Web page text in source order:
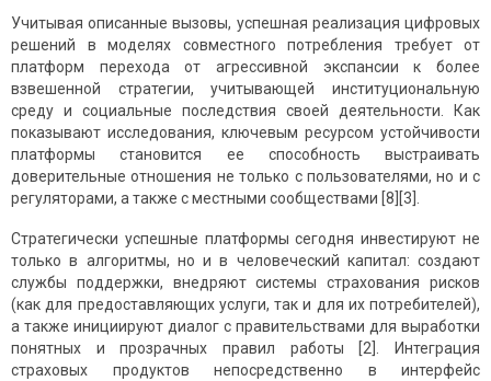
Учитывая описанные вызовы, успешная реализация цифровых
решений в моделях совместного потребления требует от
платформ перехода от агрессивной экспансии к более
взвешенной стратегии, учитывающей институциональную
среду и социальные последствия своей деятельности. Как
показывают исследования, ключевым ресурсом устойчивости
платформы становится ее способность выстраивать
доверительные отношения не только с пользователями, но и с
регуляторами, а также с местными сообществами [8][3].
Стратегически успешные платформы сегодня инвестируют не
только в алгоритмы, но и в человеческий капитал: создают
службы поддержки, внедряют системы страхования рисков
(как для предоставляющих услуги, так и для их потребителей),
а также инициируют диалог с правительствами для выработки
понятных и прозрачных правил работы [2]. Интеграция
страховых продуктов непосредственно в интерфейс